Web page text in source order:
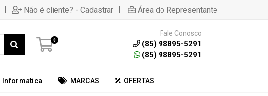
| Não é cliente? - Cadastrar | Área do Representante
0
Fale Conosco
(85) 98895-5291
(85) 98895-5291
Informatica MARCAS OFERTAS